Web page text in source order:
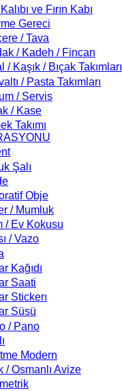
ve Fırın Kabı
Gereci
/ Tava
/ Kadeh / Fincan
/ Kaşık / Bıçak Takımları
/ Pasta Takımları
/ Servis
/ Kase
Takımı
Şalı
Obje
/ Mumluk
/ Ev Kokusu
/ Vazo
Kağıdı
Saati
Stickerı
Süsü
/ Pano
Modern
/ Osmanlı Avize